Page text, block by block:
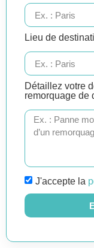
Lieu de
Détaillez votre
remorquage de
J'accepte la